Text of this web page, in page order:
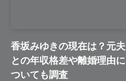
香坂みゆきの現在は？元夫
との年収格差や離婚理由に
ついても調査